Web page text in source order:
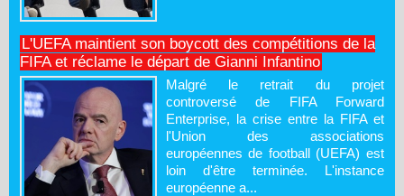
L'UEFA maintient son boycott des compétitions de la
FIFA et réclame le départ de Gianni Infantino
Malgré le retrait du projet
controversé de FIFA Forward
Enterprise, la crise entre la FIFA et
l'Union des associations
européennes de football (UEFA) est
loin d'être terminée. L'instance
européenne a...